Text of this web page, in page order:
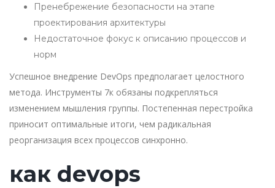
Пренебрежение безопасности на этапе
проектирования архитектуры
Недостаточное фокус к описанию процессов и
норм
Успешное внедрение DevOps предполагает целостного
метода. Инструменты 7к обязаны подкрепляться
изменением мышления группы. Постепенная перестройка
приносит оптимальные итоги, чем радикальная
реорганизация всех процессов синхронно.
как devops